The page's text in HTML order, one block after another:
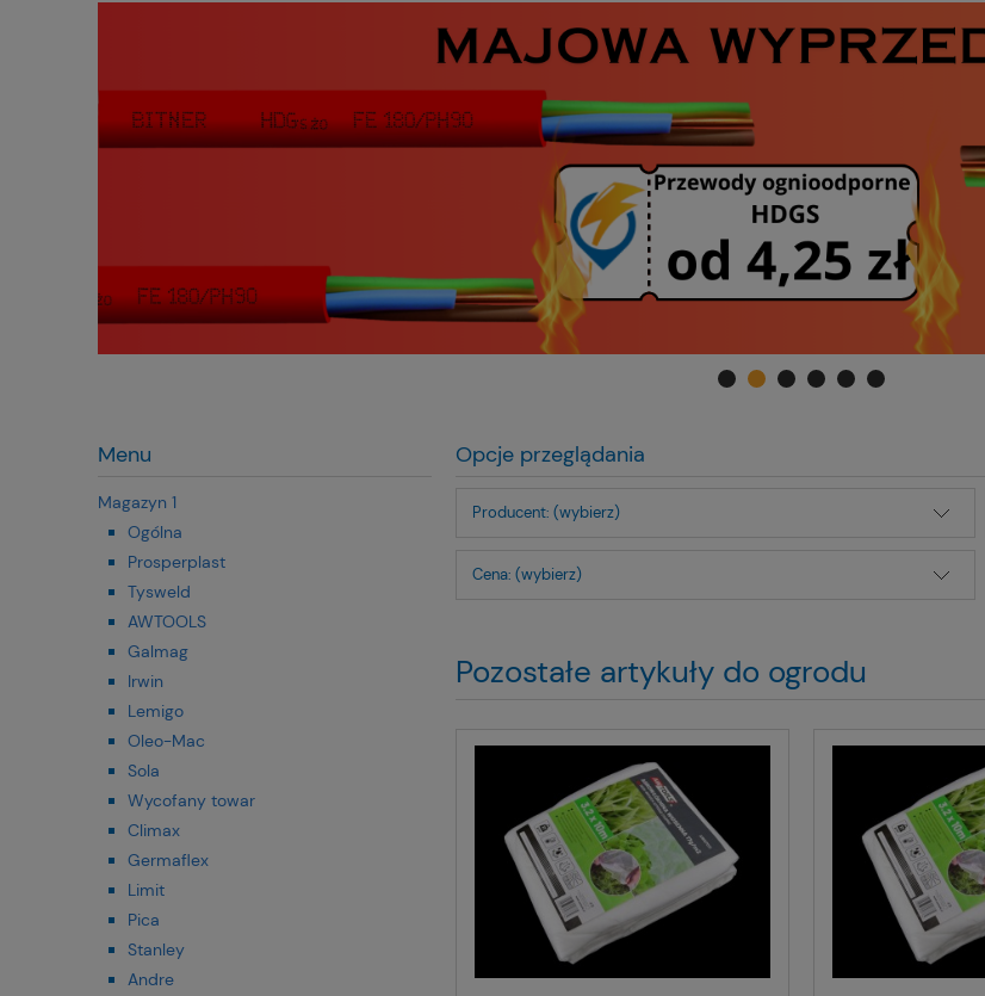
Menu
Magazyn 1
Ogólna
Prosperplast
Tysweld
AWTOOLS
Galmag
Irwin
Lemigo
Oleo-Mac
Sola
Wycofany towar
Climax
Germaflex
Limit
Pica
Stanley
Andre
Opcje przeglądania
Producent: (wybierz)
Cena: (wybierz)
Pozostałe artykuły do ogrodu